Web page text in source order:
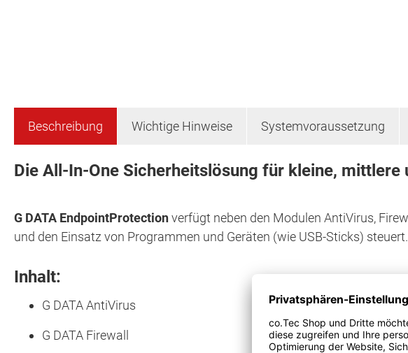
Beschreibung Wichtige Hinweise Systemvoraussetzung
Die All-In-One Sicherheitslösung für kleine,
G DATA EndpointProtectionverfügt neben den Modulen AntiVirus,
und den Einsatz von Programmen und Geräten (wie USB-Sticks) steuert.
Inhalt:
G DATA AntiVirus
G DATA Firewall